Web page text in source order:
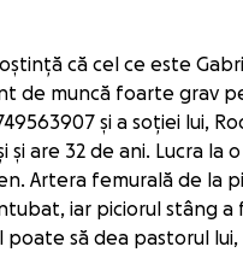
că cel ce este
de muncă foarte grav
și a soției lui,
și are 32 de ani. Lucra
Artera femurală de la
iar piciorul stâng
poate să dea pastorul